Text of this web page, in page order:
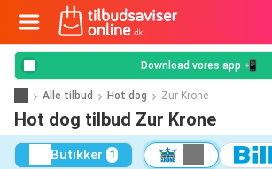
Download vores app 📲
Alle tilbud Hot dog Zur Krone
Hot dog tilbud Zur Krone
Butikker 1